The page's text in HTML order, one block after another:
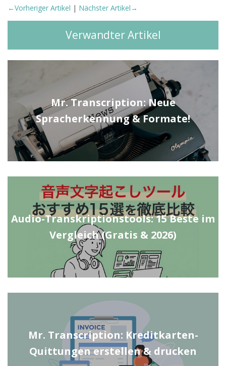
←Vorheriger Artikel | Nächster Artikel→
Verwandter Artikel
Mr. Transcription: Neue
Spracherkennung & Formate!
Audio-Transkriptionstools: 15 Beste im
Vergleich (Gratis & 2026)
Mr. Transcription: Kreditkarten-
Quittungen erstellen & drucken